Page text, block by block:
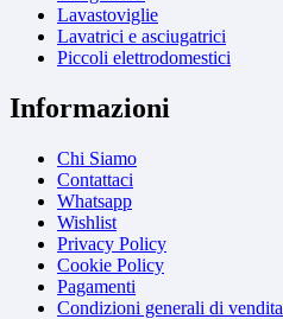
Lavastoviglie
Lavatrici e asciugatrici
Piccoli elettrodomestici
Informazioni
Chi Siamo
Contattaci
Whatsapp
Wishlist
Privacy Policy
Cookie Policy
Pagamenti
Condizioni generali di vendita